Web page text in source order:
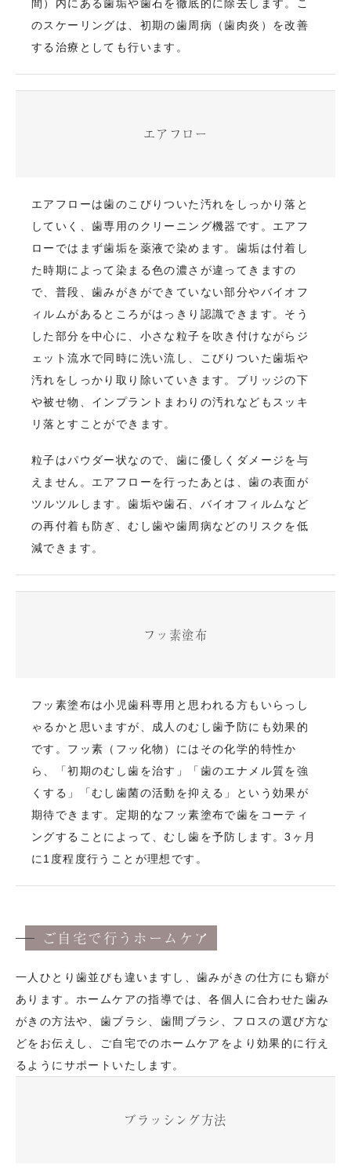
間）内にある歯垢や歯石を徹底的に除去します。こ
のスケーリングは、初期の歯周病（歯肉炎）を改善
する治療としても行います。
エアフロー
エアフローは歯のこびりついた汚れをしっかり落と
していく、歯専用のクリーニング機器です。エアフ
ローではまず歯垢を薬液で染めます。歯垢は付着し
た時期によって染まる色の濃さが違ってきますの
で、普段、歯みがきができていない部分やバイオフ
ィルムがあるところがはっきり認識できます。そう
した部分を中心に、小さな粒子を吹き付けながらジ
ェット流水で同時に洗い流し、こびりついた歯垢や
汚れをしっかり取り除いていきます。ブリッジの下
や被せ物、インプラントまわりの汚れなどもスッキ
リ落とすことができます。
粒子はパウダー状なので、歯に優しくダメージを与
えません。エアフローを行ったあとは、歯の表面が
ツルツルします。歯垢や歯石、バイオフィルムなど
の再付着も防ぎ、むし歯や歯周病などのリスクを低
減できます。
フッ素塗布
フッ素塗布は小児歯科専用と思われる方もいらっし
ゃるかと思いますが、成人のむし歯予防にも効果的
です。フッ素（フッ化物）にはその化学的特性か
ら、「初期のむし歯を治す」「歯のエナメル質を強
くする」「むし歯菌の活動を抑える」という効果が
期待できます。定期的なフッ素塗布で歯をコーティ
ングすることによって、むし歯を予防します。3ヶ月
に1度程度行うことが理想です。
ご自宅で行うホームケア
一人ひとり歯並びも違いますし、歯みがきの仕方にも癖が
あります。ホームケアの指導では、各個人に合わせた歯み
がきの方法や、歯ブラシ、歯間ブラシ、フロスの選び方な
どをお伝えし、ご自宅でのホームケアをより効果的に行え
るようにサポートいたします。
ブラッシング方法